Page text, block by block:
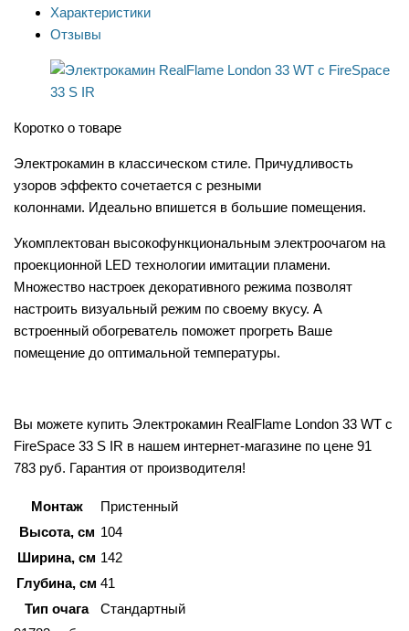
Характеристики
Отзывы
Коротко о товаре
Электрокамин в классическом стиле. Причудливость
узоров эффекто сочетается с резными
колоннами. Идеально впишется в большие помещения.
Укомплектован высокофункциональным электроочагом на
проекционной LED технологии имитации пламени.
Множество настроек декоративного режима позволят
настроить визуальный режим по своему вкусу. А
встроенный обогреватель поможет прогреть Ваше
помещение до оптимальной температуры.
Вы можете купить Электрокамин RealFlame London 33 WT с
FireSpace 33 S IR в нашем интернет-магазине по цене 91
783 руб. Гарантия от производителя!
Монтаж
Пристенный
Высота, см 104
Ширина, см 142
Глубина, см 41
Тип очага
Стандартный